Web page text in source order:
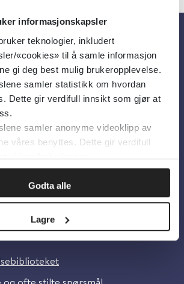
informasjonskapsler
teknologier, inkludert
«cookies» til å samle informasjon
gi deg best mulig brukeropplevelse.
samler statistikk om hvordan
Dette gir verdifull innsikt som gjør at
samler anonyme videoklipp av
våres benyttes. Dette gir verdifull
vi kan forbedre oss.
Godta alle
Lagre
informasjonskapsler
English